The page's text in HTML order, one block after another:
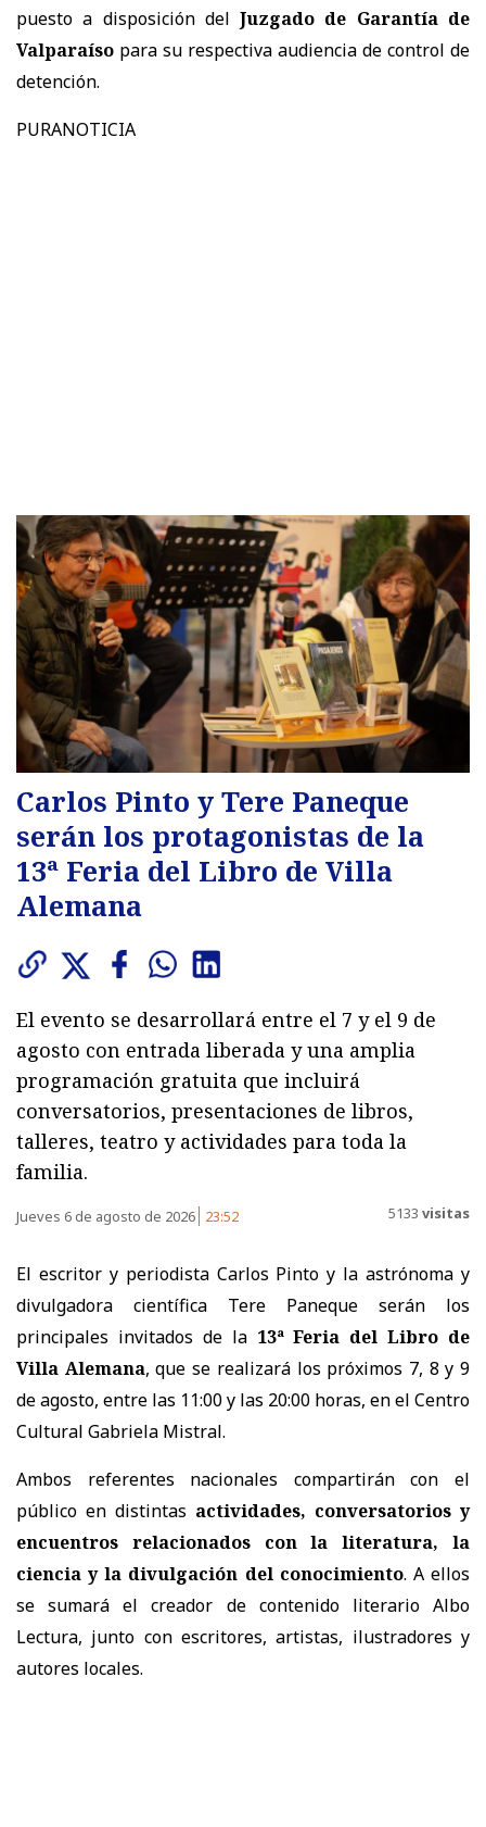
puesto a disposición delJuzgado de Garantía de
Valparaíso para su respectiva audiencia de control de
detención.
PURANOTICIA
Carlos Pinto y Tere Paneque
serán los protagonistas de la
13ª Feria del Libro de Villa
Alemana
El evento se desarrollará entre el 7 y el 9 de
agosto con entrada liberada y una amplia
programación gratuita que incluirá
conversatorios, presentaciones de libros,
talleres, teatro y actividades para toda la
familia.
Jueves 6 de agosto de 2026 23:52 5133 visitas
El escritor y periodista Carlos Pinto y la astrónoma y
divulgadora científica Tere Paneque serán los
principales invitados de la 13ª Feria del Libro de
Villa Alemana, que se realizará los próximos 7, 8 y 9
de agosto, entre las 11:00 y las 20:00 horas, en el Centro
Cultural Gabriela Mistral.
Ambos referentes nacionales compartirán con el
público en distintas actividades, conversatorios y
encuentros relacionados con la literatura, la
ciencia y la divulgación del conocimiento. A ellos
se sumará el creador de contenido literario Albo
Lectura, junto con escritores, artistas, ilustradores y
autores locales.